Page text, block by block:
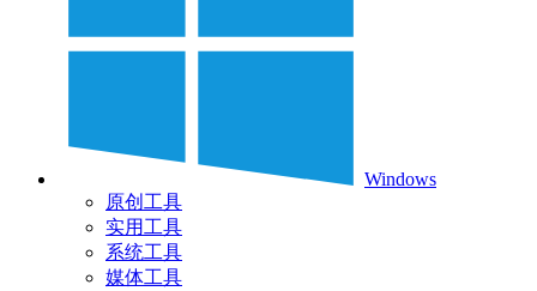
Windows
原创工具
实用工具
系统工具
媒体工具